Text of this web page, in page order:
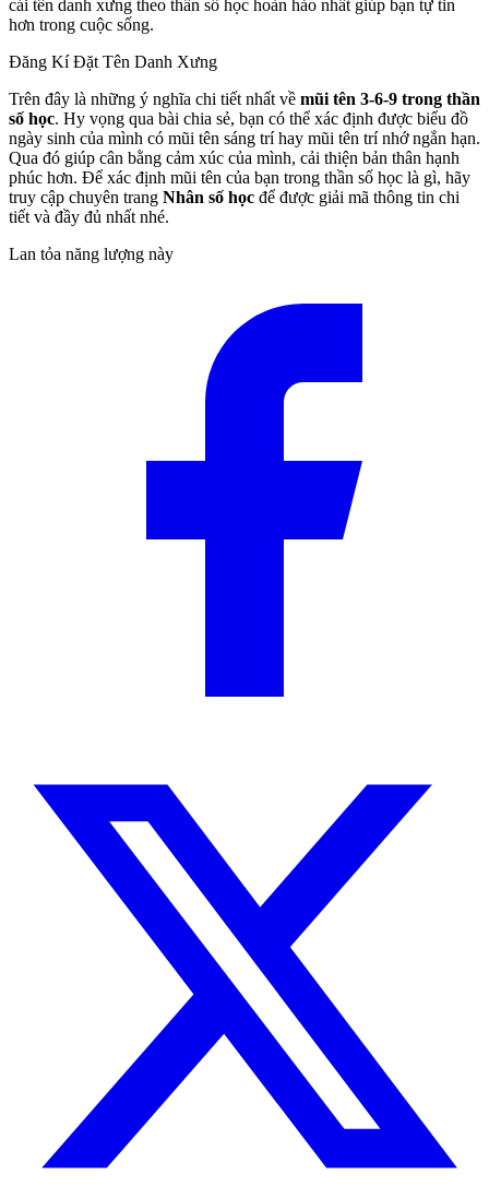
cái tên danh xưng theo thần số học hoàn hảo nhất giúp bạn tự tin
hơn trong cuộc sống.
Đăng Kí Đặt Tên Danh Xưng
Trên đây là những ý nghĩa chi tiết nhất về mũi tên 3-6-9 trong thần
số học. Hy vọng qua bài chia sẻ, bạn có thể xác định được biểu đồ
ngày sinh của mình có mũi tên sáng trí hay mũi tên trí nhớ ngắn hạn.
Qua đó giúp cân bằng cảm xúc của mình, cải thiện bản thân hạnh
phúc hơn. Để xác định mũi tên của bạn trong thần số học là gì, hãy
truy cập chuyên trang Nhân số học để được giải mã thông tin chi
tiết và đầy đủ nhất nhé.
Lan tỏa năng lượng này